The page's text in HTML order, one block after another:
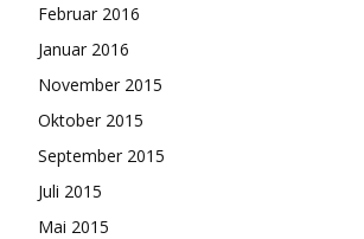
Februar 2016
Januar 2016
November 2015
Oktober 2015
September 2015
Juli 2015
Mai 2015